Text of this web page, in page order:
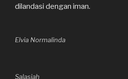
dilandasi dengan iman.
Elvia Normalinda
Salasiah